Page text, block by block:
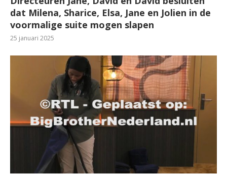
dat Milena, Sharice, Elsa, Jane en Jolien in de
voormalige suite mogen slapen
25 januari 2025